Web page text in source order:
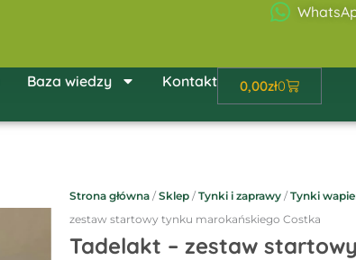
Baza wiedzy Kontakt 0,00zł0
Wózek
Strona główna /Sklep /Tynki i zaprawy /Tynki
zestaw startowy tynku marokańskiego Costka
Tadelakt – zestaw